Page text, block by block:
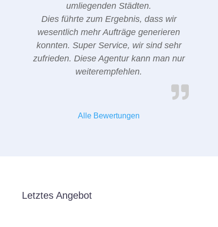
umliegenden Städten.
Dies führte zum Ergebnis, dass wir
wesentlich mehr Aufträge generieren
konnten. Super Service, wir sind sehr
zufrieden. Diese Agentur kann man nur
weiterempfehlen.
Alle Bewertungen
Letztes Angebot